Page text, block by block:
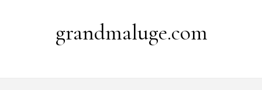
grandmaluge.com